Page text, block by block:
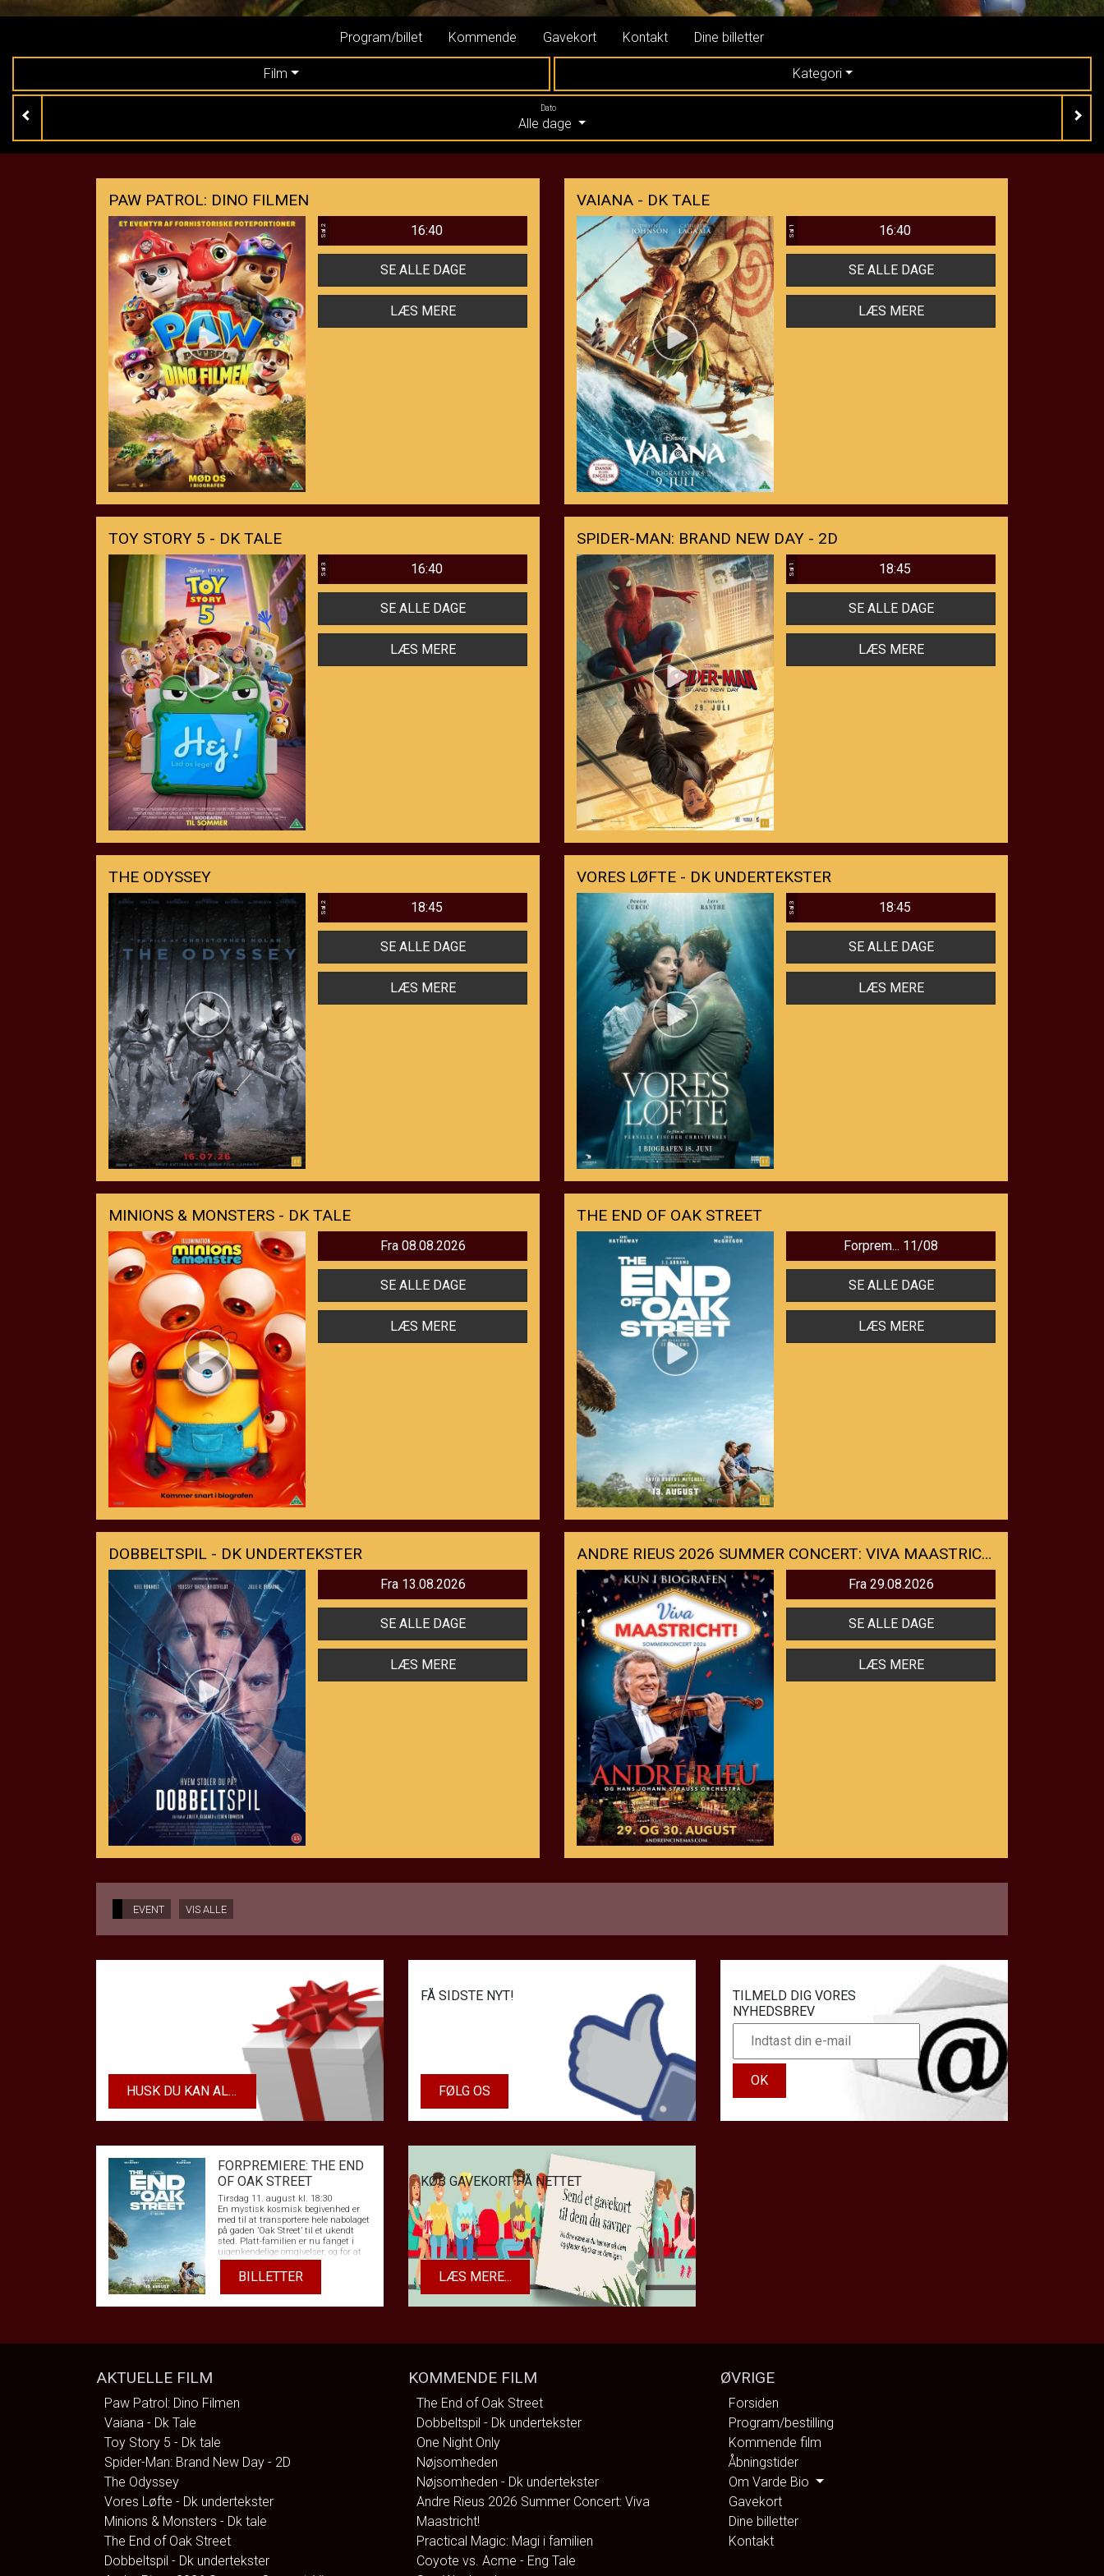
Program/billet Kommende Gavekort Kontakt Dine billetter
Film Kategori
Dato
Alle dage
PAW PATROL: DINO FILMEN
Sal 2 16:40
SE ALLE DAGE
LÆS MERE
VAIANA - DK TALE
Sal 1 16:40
SE ALLE DAGE
LÆS MERE
TOY STORY 5 - DK TALE
Sal 3 16:40
SE ALLE DAGE
LÆS MERE
SPIDER-MAN: BRAND NEW DAY - 2D
Sal 1 18:45
SE ALLE DAGE
LÆS MERE
THE ODYSSEY
Sal 2 18:45
SE ALLE DAGE
LÆS MERE
VORES LØFTE - DK UNDERTEKSTER
Sal 3 18:45
SE ALLE DAGE
LÆS MERE
MINIONS & MONSTERS - DK TALE
Fra 08.08.2026
SE ALLE DAGE
LÆS MERE
THE END OF OAK STREET
Forprem... 11/08
SE ALLE DAGE
LÆS MERE
DOBBELTSPIL - DK UNDERTEKSTER
Fra 13.08.2026
SE ALLE DAGE
LÆS MERE
ANDRE RIEUS 2026 SUMMER CONCERT: VIVA MAASTRICHT!
Fra 29.08.2026
SE ALLE DAGE
LÆS MERE
EVENT VIS ALLE
HUSK DU KAN ALTID KØBE DIT GAVEKORT I BIOGRAFENS KIOSK
FÅ SIDSTE NYT!
FØLG OS
TILMELD DIG VORES
NYHEDSBREV
OK
FORPREMIERE: THE END
OF OAK STREET
Tirsdag 11. august kl. 18:30
En mystisk kosmisk begivenhed er
med til at transportere hele nabolaget
på gaden ’Oak Street’ til et ukendt
sted. Platt-familien er nu fanget i
uigenkendelige omgivelser, og for at
overleve skal de holde sammen.
BILLETTER
KØB GAVEKORT PÅ NETTET
LÆS MERE...
AKTUELLE FILM
Paw Patrol: Dino Filmen
Vaiana - Dk Tale
Toy Story 5 - Dk tale
Spider-Man: Brand New Day - 2D
The Odyssey
Vores Løfte - Dk undertekster
Minions & Monsters - Dk tale
The End of Oak Street
Dobbeltspil - Dk undertekster
KOMMENDE FILM
The End of Oak Street
Dobbeltspil - Dk undertekster
One Night Only
Nøjsomheden
Nøjsomheden - Dk undertekster
Andre Rieus 2026 Summer Concert: Viva
Maastricht!
Practical Magic: Magi i familien
Coyote vs. Acme - Eng Tale
ØVRIGE
Forsiden
Program/bestilling
Kommende film
Åbningstider
Om Varde Bio
Gavekort
Dine billetter
Kontakt